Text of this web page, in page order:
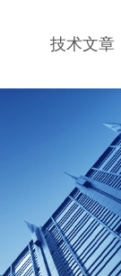
技术文章